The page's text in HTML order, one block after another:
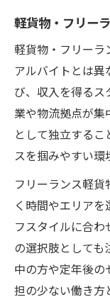
軽貨物
方法
品川区
軽貨物
フリー
安定収
未経験から
軽貨物
品川区
フリー
軽貨物
独立後
軽貨物・フリー
軽貨物・フリー
アルバイトとは異
び、収入を得る
業や物流拠点が集
として独立する
スを掴みやすい環
フリーランス軽
く時間やエリア
フスタイルに合
の選択肢としても
中の方や定年後
担の少ない働き方